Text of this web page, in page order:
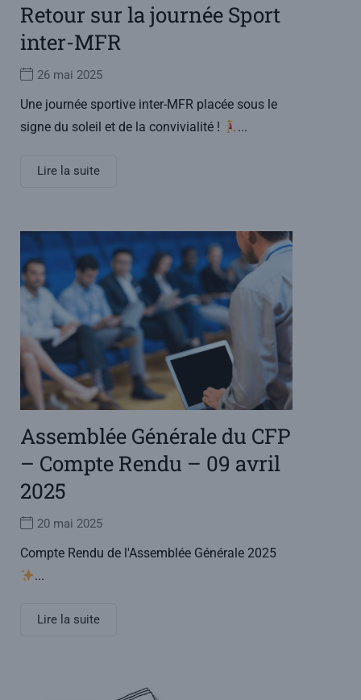
Retour sur la journée Sport
inter-MFR
26 mai 2025
Une journée sportive inter-MFR placée sous le
signe du soleil et de la convivialité !
...
Lire la suite
Assemblée Générale du CFP
– Compte Rendu – 09 avril
2025
20 mai 2025
Compte Rendu de l'Assemblée Générale 2025
...
Lire la suite